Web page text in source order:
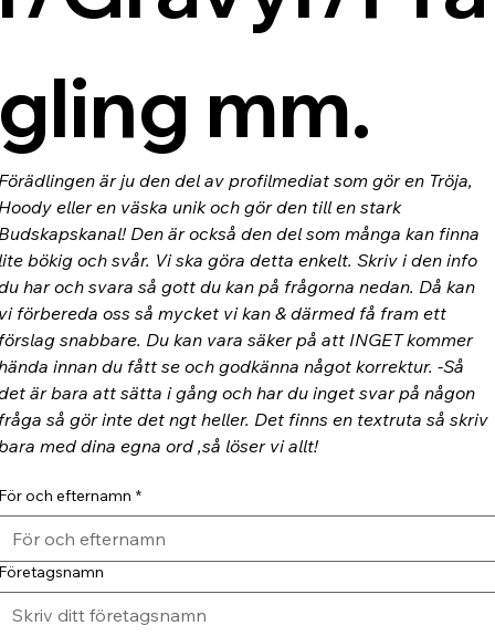
mm.
är ju den del av profilmediat som gör en Tröja,
eller en väska unik och gör den till en stark
Den är också den del som många kan finna
bökig och svår. Vi ska göra detta enkelt. Skriv i den info
har och svara så gott du kan på frågorna nedan. Då kan
förbereda oss så mycket vi kan & därmed få fram ett
snabbare. Du kan vara säker på att INGET kommer
innan du fått se och godkänna något korrektur. -Så
är bara att sätta i gång och har du inget svar på någon
så gör inte det ngt heller. Det finns en textruta så skriv
med dina egna ord ,så löser vi allt!
och efternamn *